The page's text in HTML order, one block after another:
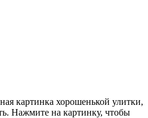
картинка хорошенькой улитки,
Нажмите на картинку, чтобы